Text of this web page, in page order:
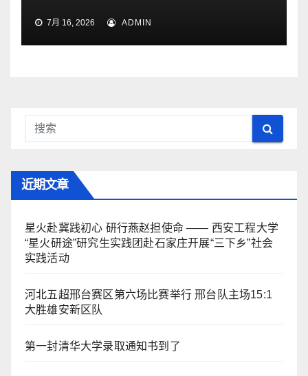
7月 16, 2026 ADMIN
近期文章
星火赴冀践初心 研行燕赵担使命 —— 西安工程大学
“星火研途”研究生实践团赴石家庄开展“三下乡”社会
实践活动
河北五超邢台赛区第六场比赛举行 邢台队主场15:1
大胜雄安新区队
第一封清华大学录取通知书到了